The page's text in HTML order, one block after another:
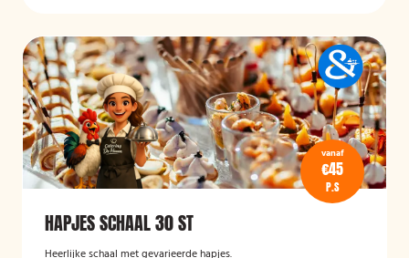
vanaf
€45
P.S
HAPJES SCHAAL 30 ST
Heerlijke schaal met gevarieerde hapjes.